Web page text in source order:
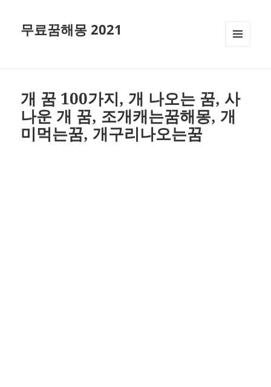
무료꿈해몽 2021
개 꿈 100가지, 개 나오는 꿈, 사
나운 개 꿈, 조개캐는꿈해몽, 개
미먹는꿈, 개구리나오는꿈